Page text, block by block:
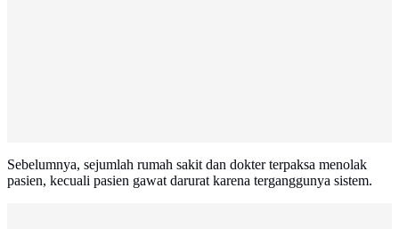
Sebelumnya, sejumlah rumah sakit dan dokter terpaksa menolak
pasien, kecuali pasien gawat darurat karena terganggunya sistem.